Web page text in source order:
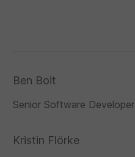
Ben Boit
Senior Software Developer
Kristin Flörke